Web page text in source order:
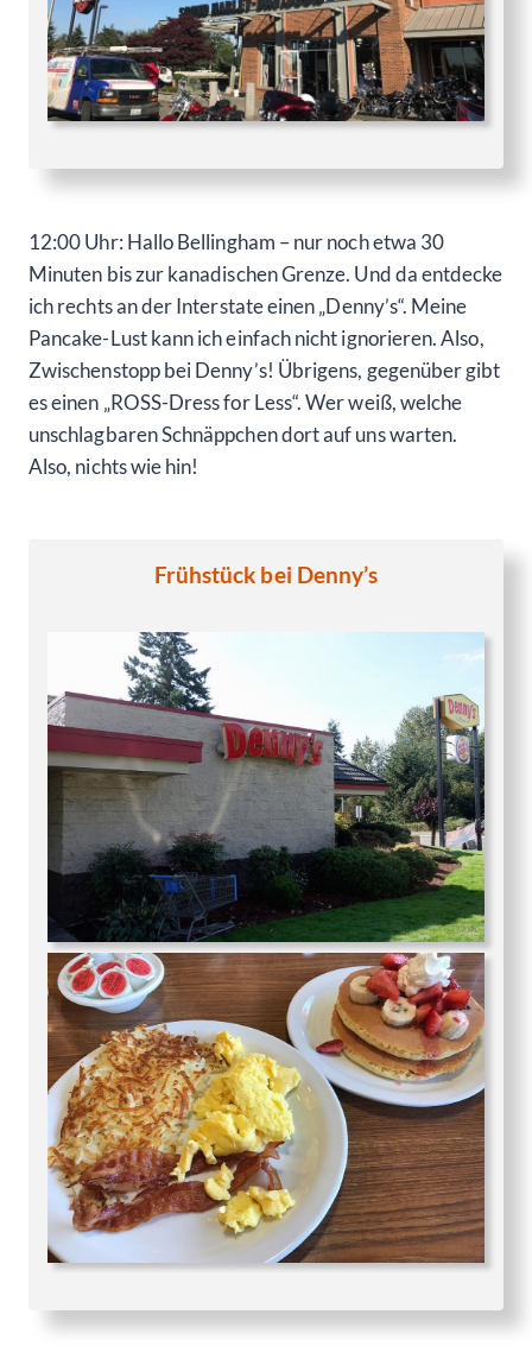
12:00 Uhr: Hallo Bellingham – nur noch etwa 30
Minuten bis zur kanadischen Grenze. Und da entdecke
ich rechts an der Interstate einen „Denny’s“. Meine
Pancake-Lust kann ich einfach nicht ignorieren. Also,
Zwischenstopp bei Denny’s! Übrigens, gegenüber gibt
es einen „ROSS-Dress for Less“. Wer weiß, welche
unschlagbaren Schnäppchen dort auf uns warten.
Also, nichts wie hin!
Frühstück bei Denny’s